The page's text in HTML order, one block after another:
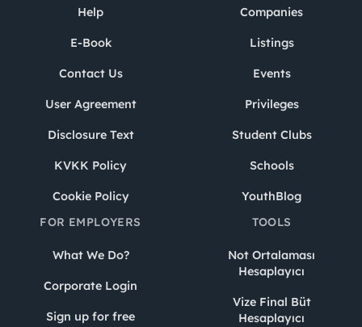
Help
E-Book
Contact Us
User Agreement
Disclosure Text
KVKK Policy
Cookie Policy
Companies
Listings
Events
Privileges
Student Clubs
Schools
YouthBlog
FOR EMPLOYERS
What We Do?
Corporate Login
Sign up for free
TOOLS
Not Ortalaması
Hesaplayıcı
Vize Final Büt
Hesaplayıcı